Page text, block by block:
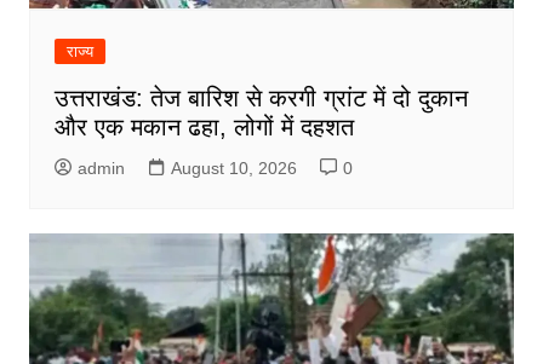
राज्य
उत्तराखंड: तेज बारिश से करगी ग्रांट में दो दुकान
और एक मकान ढहा, लोगों में दहशत
admin August 10, 2026 0